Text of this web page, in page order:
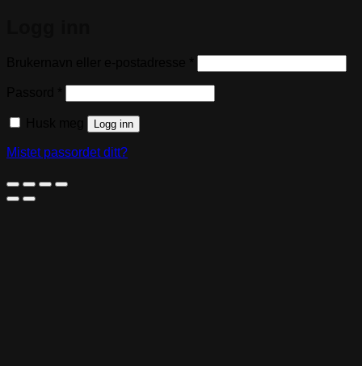
Logg inn
Mistet passordet ditt?